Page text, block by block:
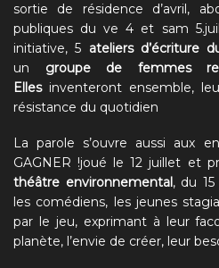
sortie de résidence d’avril,
publiques du ve 4 et sam
initiative, 5 ateliers d’écriture
un groupe de femmes
Ellesinventeront ensemble,
résistance du quotidien
La parole s’ouvre aussi aux
GAGNER !joué le 12 juillet et
théâtre environnemental, du
les comédiens, les jeunes
par le jeu, exprimant à leur
planète, l’envie de créer, leur